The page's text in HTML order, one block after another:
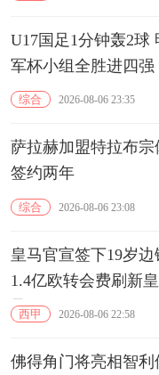
U17国足1分钟轰2球
军杯小组全胜进四强
综合 2026-08-06 23:35
萨拉赫加盟特拉布宗
签约两年
综合 2026-08-06 23:08
皇马官宣签下19岁
1.4亿欧转会费刷新
录西甲 2026-08-06 22:58
佛得角门将亮相智利